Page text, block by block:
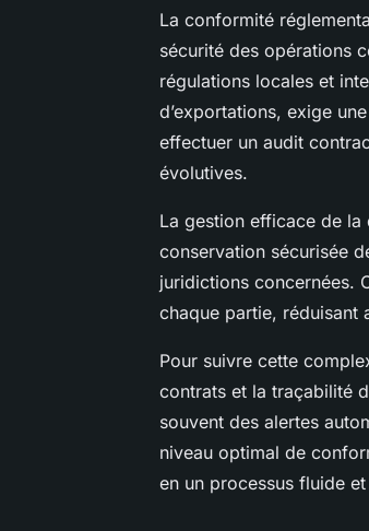
La conformité
sécurité des opérations
régulations locales et
d’exportations, exige
effectuer un audit
évolutives.
La gestion efficace de la
conservation sécurisée
juridictions concernées.
chaque partie, réduisant
Pour suivre cette
contrats et la traçabilité
souvent des alertes
niveau optimal de
en un processus fluide